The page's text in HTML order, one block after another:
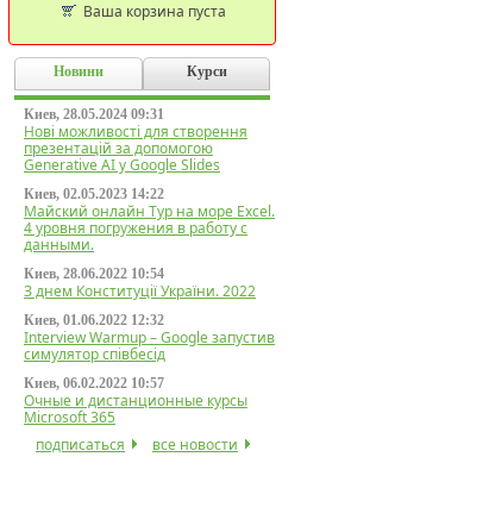
Ваша корзина пуста
Новини Курси
Киев, 28.05.2024 09:31
Нові можливості для створення
презентацій за допомогою
Generative AI у Google Slides
Киев, 02.05.2023 14:22
Майский онлайн Тур на море Excel.
4 уровня погружения в работу с
данными.
Киев, 28.06.2022 10:54
З днем Конституції України. 2022
Киев, 01.06.2022 12:32
Interview Warmup – Google запустив
симулятор співбесід
Киев, 06.02.2022 10:57
Очные и дистанционные курсы
Microsoft 365
подписаться
все новости